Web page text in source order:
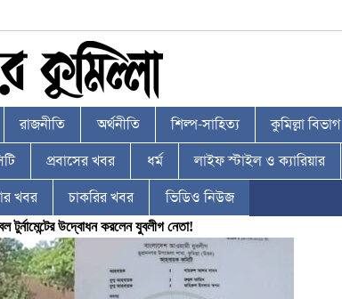
রাজনীতি অর্থনীতি শিল্প-সাহিত্য কুমিল্লা বিভাগ
প্রবাসের খবর ধর্ম লাইফ স্টাইল ও ক্যারিয়ার
খবর চাকরির খবর ভিডিও নিউজ
উদ্বোধন করলেন যুবলীগ নেতা!